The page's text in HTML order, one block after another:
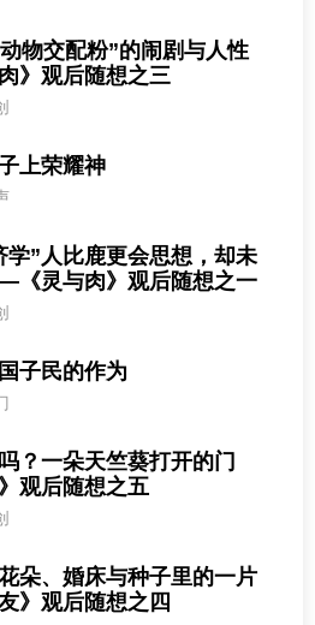
物交配粉”的闹剧与人性
》观后随想之三
上荣耀神
学”人比鹿更会思想，却未
《灵与肉》观后随想之一
子民的作为
？一朵天竺葵打开的门
观后随想之五
朵、婚床与种子里的一片
》观后随想之四